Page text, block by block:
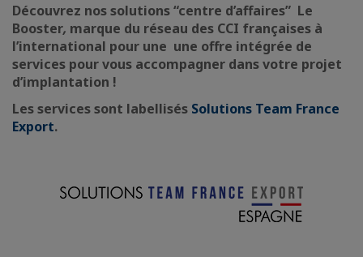
Découvrez nos solutions “centre d’affaires” Le
Booster, marque du réseau des CCI françaises à
l’international pour une une offre intégrée de
services pour vous accompagner dans votre projet
d’implantation !
Les services sont labellisés Solutions Team France
Export.